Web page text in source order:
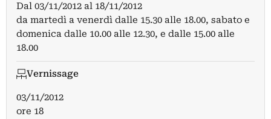
Dal 03/11/2012 al 18/11/2012
da martedì a venerdì dalle 15.30 alle 18.00, sabato e
domenica dalle 10.00 alle 12.30, e dalle 15.00 alle
18.00
Vernissage
03/11/2012
ore 18